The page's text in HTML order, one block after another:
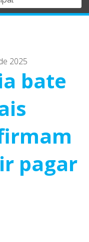
2025
bate
pagar